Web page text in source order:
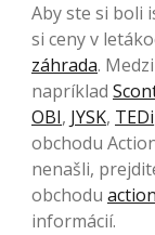
Aby ste si boli
si ceny v
záhrada.
napríklad
OBI, JYSK, TEDi
obchodu
nenašli,
obchodu
informácií.